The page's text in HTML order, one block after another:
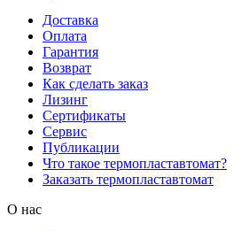
Доставка
Оплата
Гарантия
Возврат
Как сделать заказ
Лизинг
Сертификаты
Сервис
Публикации
Что такое термопластавтомат?
Заказать термопластавтомат
О нас